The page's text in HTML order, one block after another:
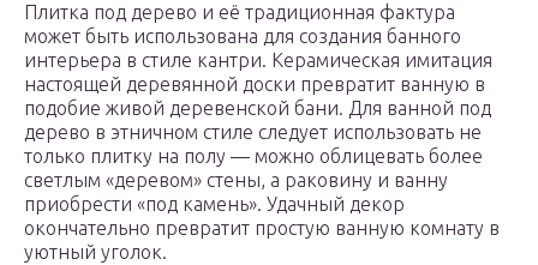
Плитка под дерево и её традиционная фактура
может быть использована для создания банного
интерьера в стиле кантри. Керамическая имитация
настоящей деревянной доски превратит ванную в
подобие живой деревенской бани. Для ванной под
дерево в этничном стиле следует использовать не
только плитку на полу — можно облицевать более
светлым «деревом» стены, а раковину и ванну
приобрести «под камень». Удачный декор
окончательно превратит простую ванную комнату в
уютный уголок.